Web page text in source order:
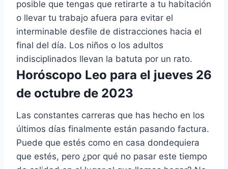
posible que tengas que retirarte a tu habitación
o llevar tu trabajo afuera para evitar el
interminable desfile de distracciones hacia el
final del día. Los niños o los adultos
indisciplinados llevan la batuta por un rato.
Horóscopo Leo para el jueves 26
de octubre de 2023
Las constantes carreras que has hecho en los
últimos días finalmente están pasando factura.
Puede que estés como en casa dondequiera
que estés, pero ¿por qué no pasar este tiempo